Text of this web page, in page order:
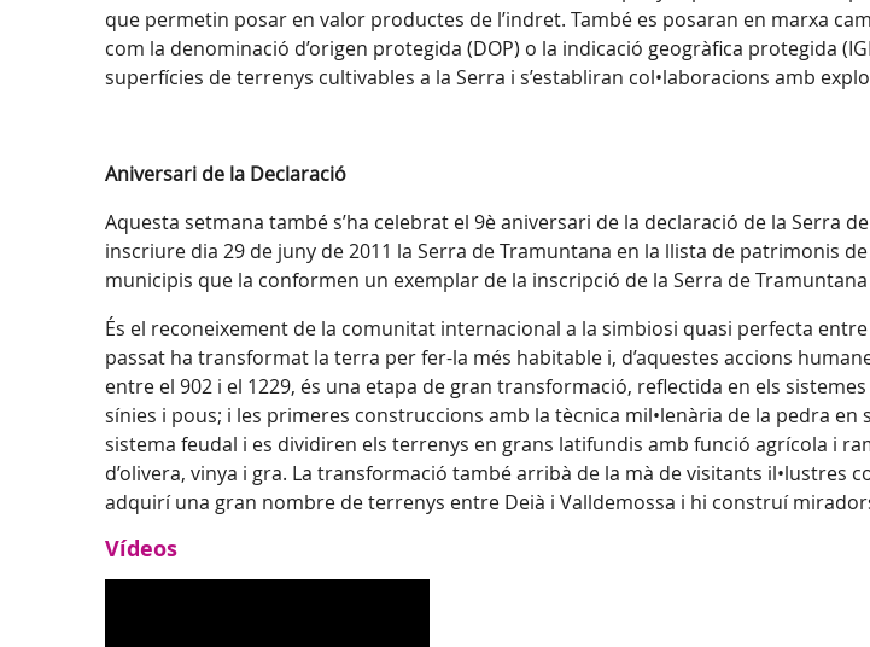
que permetin posar en valor productes de l’indret. També es posaran en marxa
com la denominació d’origen protegida (DOP) o la indicació geogràfica protegida
superfícies de terrenys cultivables a la Serra i s’establiran col•laboracions amb
Aniversari de la Declaració
Aquesta setmana també s’ha celebrat el 9è aniversari de la declaració de la Serra
inscriure dia 29 de juny de 2011 la Serra de Tramuntana en la llista de patrimonis
municipis que la conformen un exemplar de la inscripció de la Serra de
És el reconeixement de la comunitat internacional a la simbiosi quasi perfecta
passat ha transformat la terra per fer-la més habitable i, d’aquestes accions
entre el 902 i el 1229, és una etapa de gran transformació, reflectida en els
sínies i pous; i les primeres construccions amb la tècnica mil•lenària de la pedra
sistema feudal i es dividiren els terrenys en grans latifundis amb funció agrícola i
d’olivera, vinya i gra. La transformació també arribà de la mà de visitants il•lustres
adquirí una gran nombre de terrenys entre Deià i Valldemossa i hi construí
Vídeos